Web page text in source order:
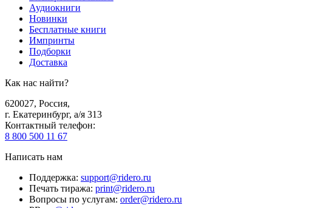
Аудиокниги
Новинки
Бесплатные книги
Импринты
Подборки
Доставка
Как нас найти?
620027, Россия,
г. Екатеринбург, а/я 313
Контактный телефон:
8 800 500 11 67
Написать нам
Поддержка: support@ridero.ru
Печать тиража: print@ridero.ru
Вопросы по услугам: order@ridero.ru